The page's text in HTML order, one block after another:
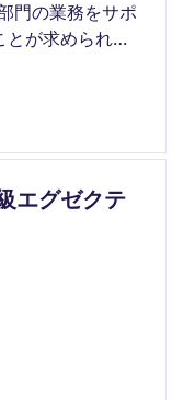
門の業務をサポ
が求められま
エグゼクテ